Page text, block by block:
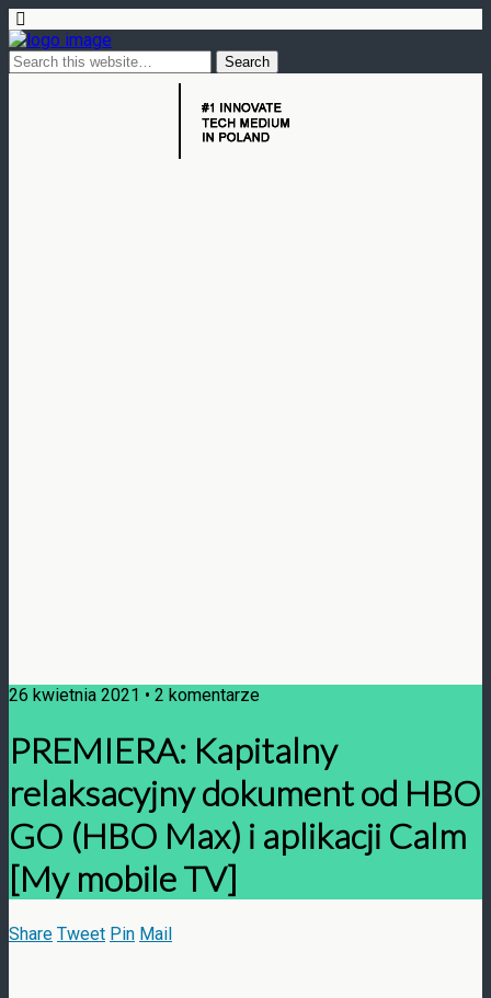
26 kwietnia 2021 • 2 komentarze
PREMIERA: Kapitalny
relaksacyjny dokument od HBO
GO (HBO Max) i aplikacji Calm
[My mobile TV]
Share Tweet Pin Mail